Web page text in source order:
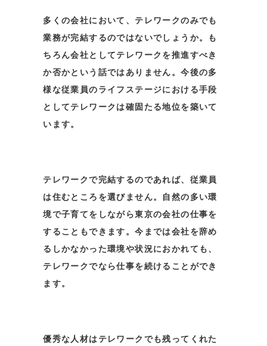
多くの会社において、テレワークのみでも
業務が完結するのではないでしょうか。も
ちろん会社としてテレワークを推進すべき
か否かという話ではありません。今後の多
様な従業員のライフステージにおける手段
としてテレワークは確固たる地位を築いて
います。
テレワークで完結するのであれば、従業員
は住むところを選びません。自然の多い環
境で子育てをしながら東京の会社の仕事を
することもできます。今までは会社を辞め
るしかなかった環境や状況におかれても、
テレワークでなら仕事を続けることができ
ます。
優秀な人材はテレワークでも残ってくれた